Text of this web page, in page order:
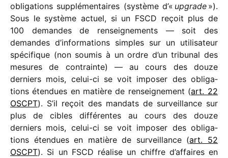
obli­ga­tions supplé­men­taires (système d’« upgrade »).
Sous le système actuel, si un FSCD reçoit plus de
100 demandes de rensei­gne­ments — soit des
demandes d’informations simples sur un utili­sa­teur
spéci­fique (non soumis à un ordre d’un tribu­nal des
mesures de contrainte) — au cours des douze
derniers mois, celui-ci se voit impo­ser des obli­ga­
tions éten­dues en matière de rensei­gne­ment (art. 22
OSCPT). S’il reçoit des mandats de surveillance sur
plus de cibles diffé­rentes au cours des douze
derniers mois, celui-ci se voit impo­ser des obli­ga­
tions éten­dues en matière de surveillance (art. 52
OSCPT). Si un FSCD réalise un chiffre d’affaires en